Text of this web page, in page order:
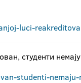
luci-
студенти
studenti-nemaju-